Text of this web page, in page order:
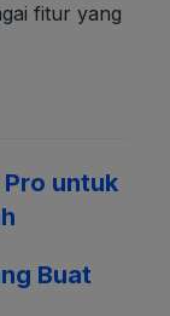
fitur yang
untuk
Buat